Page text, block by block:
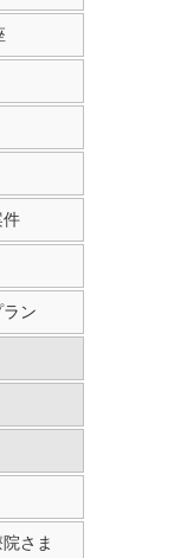
件
ラン
さま